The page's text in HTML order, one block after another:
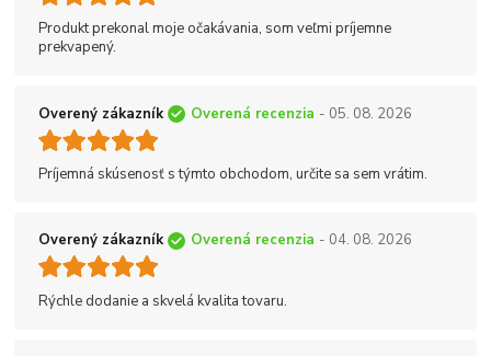
Produkt prekonal moje očakávania, som veľmi príjemne
prekvapený.
Overený zákazník Overená recenzia - 05. 08. 2026
Príjemná skúsenosť s týmto obchodom, určite sa sem vrátim.
Overený zákazník Overená recenzia - 04. 08. 2026
Rýchle dodanie a skvelá kvalita tovaru.